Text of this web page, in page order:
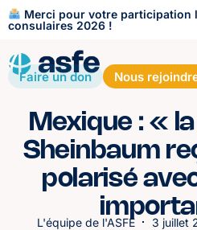
Merci pour votre participation
consulaires 2026 !
Faire un don Nous
Mexique : «
Sheinbaum
polarisé
L'équipe de l'ASFE 3 juillet